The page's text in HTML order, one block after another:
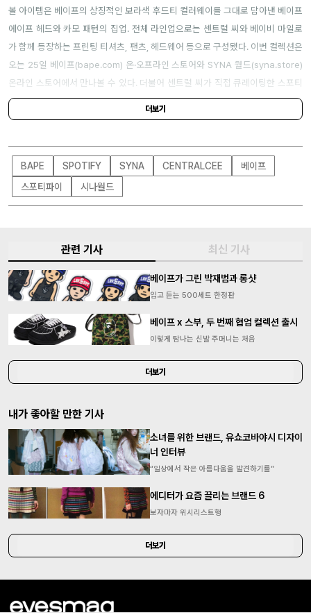
볼 아이템은 베이프의 상징적인 보라색 후드티 컬러웨이를 그대로 담아낸 베이프
에이프 헤드와 카모 패턴의 집업. 전체 라인업으로는 센트럴 씨와 베이비 마일로
가 함께 등장하는 프린팅 티셔츠, 팬츠, 헤드웨어 등으로 구성됐다. 이번 컬렉션은
오는 25일 베이프(bape.com) 온·오프라인 스토어와 SYNA 월드(syna.store)
온라인 스토어에서 만나볼 수 있다. 더불어 센트럴 씨가 직접 큐레이팅한 스포티
파이 플레이리스트로 연결되는 비밀 레이블도 포함되니 참고하길.
더보기
BAPE SPOTIFY SYNA CENTRALCEE
베이프
스포티파이
시나월드
관련 기사 최신 기사
베이프가 그린 박재범과 롱샷
입고 듣는 500세트 한정판
베이프 x 스부, 두 번째 협업 컬렉션 출시
이렇게 탐나는 신발 주머니는 처음
더보기
내가 좋아할 만한 기사
소녀를 위한 브랜드, 유쇼코바야시 디자이
너 인터뷰
“일상에서 작은 아름다움을 발견하기를”
에디터가 요즘 끌리는 브랜드 6
보자마자 위시리스트행
더보기